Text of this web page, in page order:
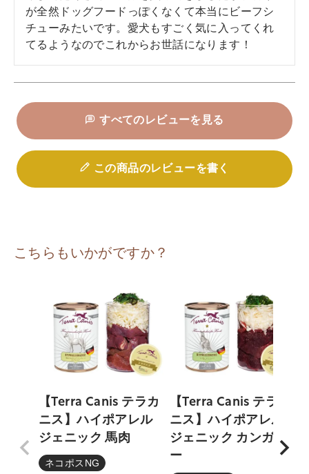
が全然ドッグフードっぽくなくて本当にビーフシ
チューみたいです。愛犬もすごく気に入ってくれ
てるようなのでこれからお世話になります！
すべてのレビューを見る
この商品のレビューを書く
こちらもいかがですか？
【Terra Canis テラカ
ニス】ハイポアレル
ジェニック 馬肉
ネコポスNG
【Terra Canis テラカ
ニス】ハイポアレル
ジェニック カンガル
ー